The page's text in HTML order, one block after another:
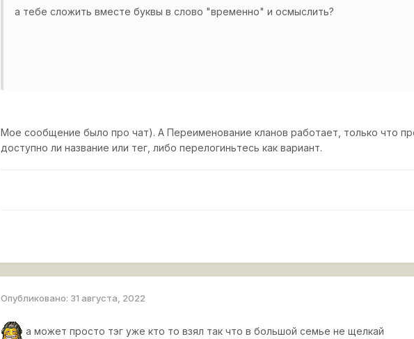
а тебе сложить вместе буквы в слово "временно" и осмыслить?
Мое сообщение было про чат). А Переименование кланов работает, только что
доступно ли название или тег, либо перелогиньтесь как вариант.
Опубликовано: 31 августа, 2022
а может просто тэг уже кто то взял так что в большой семье не щелкай